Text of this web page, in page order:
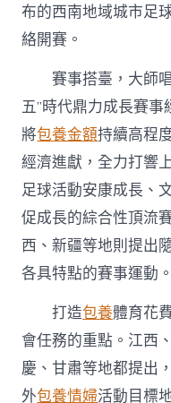
布的西南地域城市足
絡開賽。
賽事搭臺，大師
五”時代鼎力成長賽
將包養金額持續高程
經濟進獻，全力打響
足球活動安康成長、
促成長的綜合性頂流
西、新疆等地則提出
各具特點的賽事運動。
打造包養體育花
會任務的重點。江西
慶、甘肅等地都提出
外包養情婦活動目標